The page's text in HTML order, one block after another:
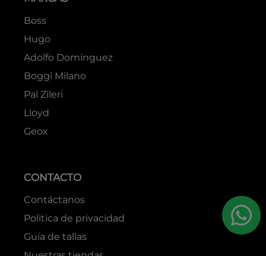
Boss
Hugo
Adolfo Domínguez
Boggi Milano
Pal Zileri
Lloyd
Geox
CONTACTO
Contáctanos
Politica de privacidad
Guía de tallas